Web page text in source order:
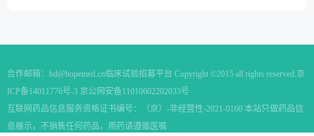
合作邮箱： bd@hopemed.cn临床试验招募平台 Copyright ©2015 all rights reserved.京
ICP备14011776号-3 京公网安备11010602202033号
互联网药品信息服务资格证书编号：（京）-非经营性-2021-0160 本站只做药品信
息展示，不销售任何药品，用药请遵循医嘱